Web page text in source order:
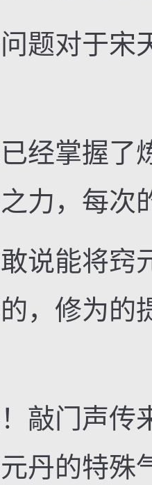
对于宋
掌握了
力，每次
能将窍
，修为的
门声传
丹的特殊